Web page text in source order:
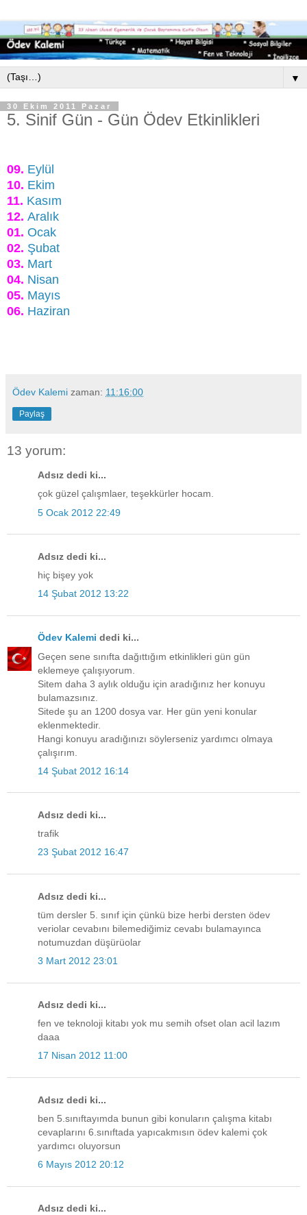
▼
30 Ekim 2011 Pazar
5. Sinif Gün - Gün Ödev Etkinlikleri
09. Eylül
10. Ekim
11. Kasım
12. Aralık
01. Ocak
02. Şubat
03. Mart
04. Nisan
05. Mayıs
06. Haziran
Ödev Kalemi zaman: 11:16:00
Paylaş
13 yorum:
Adsız dedi ki...
çok güzel çalışmlaer, teşekkürler hocam.
5 Ocak 2012 22:49
Adsız dedi ki...
hiç bişey yok
14 Şubat 2012 13:22
Ödev Kalemi dedi ki...
Geçen sene sınıfta dağıttığım etkinlikleri gün gün
eklemeye çalışıyorum.
Sitem daha 3 aylık olduğu için aradığınız her konuyu
bulamazsınız.
Sitede şu an 1200 dosya var. Her gün yeni konular
eklenmektedir.
Hangi konuyu aradığınızı söylerseniz yardımcı olmaya
çalışırım.
14 Şubat 2012 16:14
Adsız dedi ki...
trafik
23 Şubat 2012 16:47
Adsız dedi ki...
tüm dersler 5. sınıf için çünkü bize herbi dersten ödev
veriolar cevabını bilemediğimiz cevabı bulamayınca
notumuzdan düşürüolar
3 Mart 2012 23:01
Adsız dedi ki...
fen ve teknoloji kitabı yok mu semih ofset olan acil lazım
daaa
17 Nisan 2012 11:00
Adsız dedi ki...
ben 5.sınıftayımda bunun gibi konuların çalışma kitabı
cevaplarını 6.sınıftada yapıcakmısın ödev kalemi çok
yardımcı oluyorsun
6 Mayıs 2012 20:12
Adsız dedi ki...